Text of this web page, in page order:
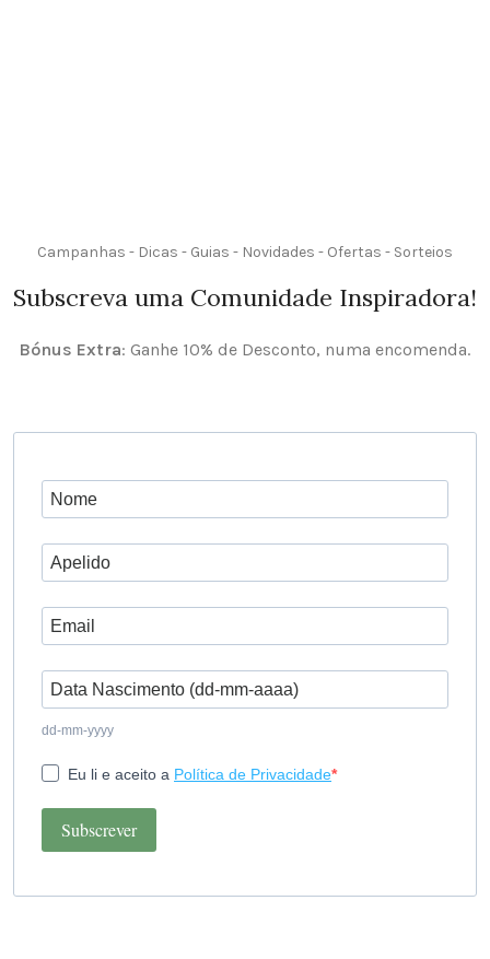
Campanhas - Dicas - Guias - Novidades - Ofertas - Sorteios
Subscreva uma Comunidade Inspiradora!
Bónus Extra: Ganhe 10% de Desconto, numa encomenda.
dd-mm-yyyy
Eu li e aceito a Política de Privacidade
Subscrever